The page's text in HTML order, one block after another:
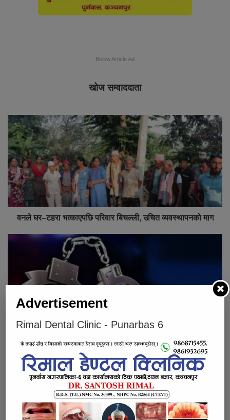
Below Article Ad
खोज सम्वाददाता
वनले घर–टहरा भत्काएपछि परिवार बिचल्ली, उचित व्यवस्थापनको माग
Below Comments Ad
Advertisement
Rimal Dental Clinic - Punarbas 6